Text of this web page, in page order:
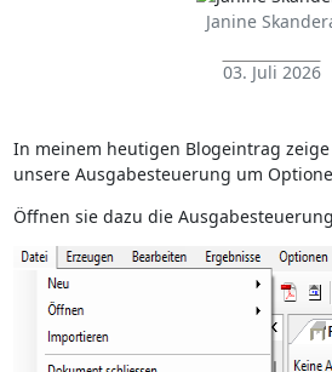
Janine
03. Juli 2026
In meinem heutigen Blogeintrag
unsere Ausgabesteuerung um
Öffnen sie dazu die